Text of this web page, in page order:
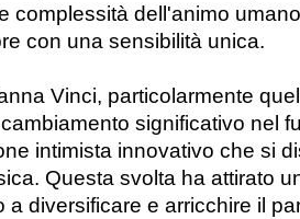
complessità dell'animo
con una sensibilità unica.
Vinci, particolarmente
significativo nel
intimista innovativo che si
Questa svolta ha attirato
a diversificare e arricchire il